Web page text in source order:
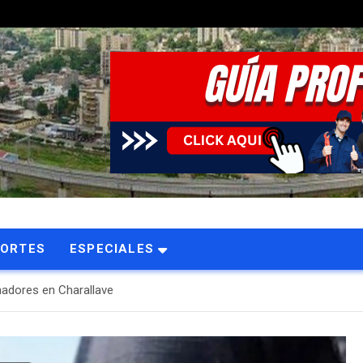
ESPECIALES
en Charallave